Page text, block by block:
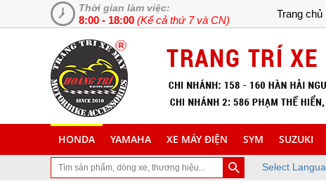
Thời gian làm việc:
8:00 - 18:00 (Kể cả thứ 7 và CN)
Trang chủ
HONDA YAMAHA XE MÁY ĐIỆN SYM SUZUKI
Select
đã ghé thăm trang Web chuyên cung cấp và lắp đặt phụ tùng